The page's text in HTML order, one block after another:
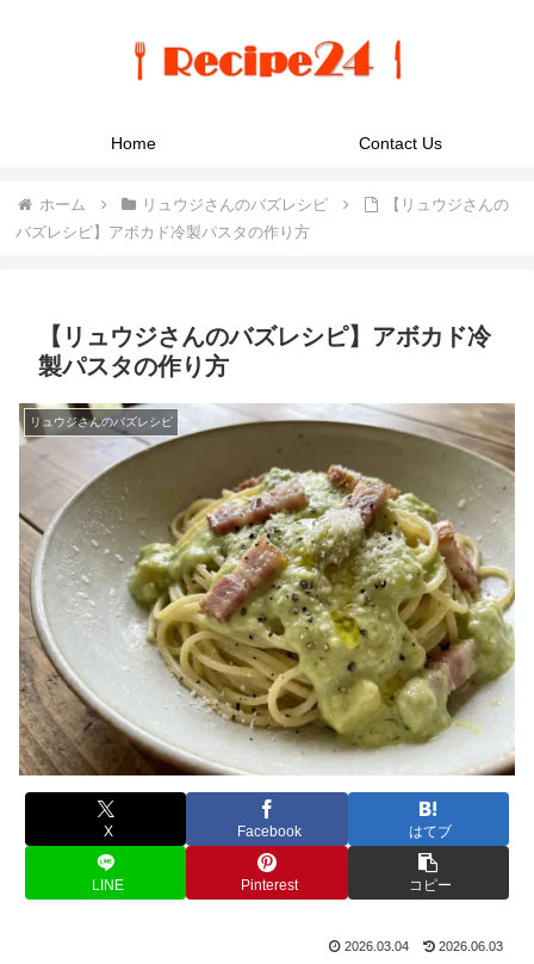
Home Contact Us
ホーム リュウジさんのバズレシピ
【リュウジさんの
バズレシピ】アボカド冷製パスタの作り方
【リュウジさんのバズレシピ】アボカド冷
製パスタの作り方
リュウジさんのバズレシピ
X Facebook はてブ
LINE Pinterest コピー
2026.03.04 2026.06.03